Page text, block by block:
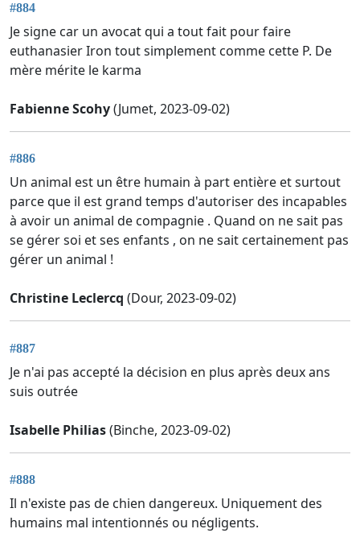
#884
Je signe car un avocat qui a tout fait pour faire
euthanasier Iron tout simplement comme cette P. De
mère mérite le karma
Fabienne Scohy(Jumet, 2023-09-02)
#886
Un animal est un être humain à part entière et surtout
parce que il est grand temps d'autoriser des incapables
à avoir un animal de compagnie . Quand on ne sait pas
se gérer soi et ses enfants , on ne sait certainement pas
gérer un animal !
Christine Leclercq (Dour, 2023-09-02)
#887
Je n'ai pas accepté la décision en plus après deux ans
suis outrée
Isabelle Philias(Binche, 2023-09-02)
#888
Il n'existe pas de chien dangereux. Uniquement des
humains mal intentionnés ou négligents.